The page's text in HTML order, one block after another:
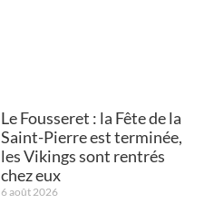
Le Fousseret : la Fête de la
Saint-Pierre est terminée,
les Vikings sont rentrés
chez eux
6 août 2026